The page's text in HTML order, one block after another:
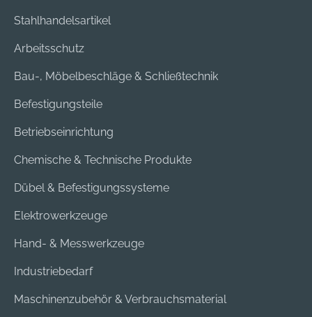
Stahlhandelsartikel
Arbeitsschutz
Bau-, Möbelbeschläge & Schließtechnik
Befestigungsteile
Betriebseinrichtung
Chemische & Technische Produkte
Dübel & Befestigungssysteme
Elektrowerkzeuge
Hand- & Messwerkzeuge
Industriebedarf
Maschinenzubehör & Verbrauchsmaterial